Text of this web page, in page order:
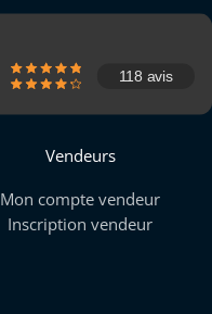
118 avis
Vendeurs
Mon compte vendeur
Inscription vendeur